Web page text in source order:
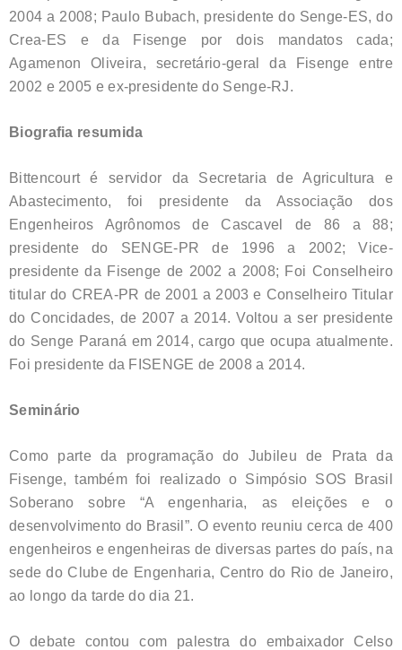
2004 a 2008; Paulo Bubach, presidente do Senge-ES, do
Crea-ES e da Fisenge por dois mandatos cada;
Agamenon Oliveira, secretário-geral da Fisenge entre
2002 e 2005 e ex-presidente do Senge-RJ.
Biografia resumida
Bittencourt é servidor da Secretaria de Agricultura e
Abastecimento, foi presidente da Associação dos
Engenheiros Agrônomos de Cascavel de 86 a 88;
presidente do SENGE-PR de 1996 a 2002; Vice-
presidente da Fisenge de 2002 a 2008; Foi Conselheiro
titular do CREA-PR de 2001 a 2003 e Conselheiro Titular
do Concidades, de 2007 a 2014. Voltou a ser presidente
do Senge Paraná em 2014, cargo que ocupa atualmente.
Foi presidente da FISENGE de 2008 a 2014.
Seminário
Como parte da programação do Jubileu de Prata da
Fisenge, também foi realizado o Simpósio SOS Brasil
Soberano sobre “A engenharia, as eleições e o
desenvolvimento do Brasil”. O evento reuniu cerca de 400
engenheiros e engenheiras de diversas partes do país, na
sede do Clube de Engenharia, Centro do Rio de Janeiro,
ao longo da tarde do dia 21.
O debate contou com palestra do embaixador Celso